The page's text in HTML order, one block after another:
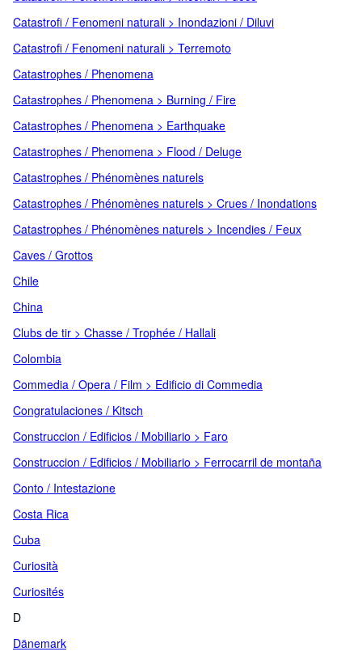
Catastrofi / Fenomeni naturali > Inondazioni / Diluvi
Catastrofi / Fenomeni naturali > Terremoto
Catastrophes / Phenomena
Catastrophes / Phenomena > Burning / Fire
Catastrophes / Phenomena > Earthquake
Catastrophes / Phenomena > Flood / Deluge
Catastrophes / Phénomènes naturels
Catastrophes / Phénomènes naturels > Crues / Inondations
Catastrophes / Phénomènes naturels > Incendies / Feux
Caves / Grottos
Chile
China
Clubs de tir > Chasse / Trophée / Hallali
Colombia
Commedia / Opera / Film > Edificio di Commedia
Congratulaciones / Kitsch
Construccion / Edificios / Mobiliario > Faro
Construccion / Edificios / Mobiliario > Ferrocarril de montaña
Conto / Intestazione
Costa Rica
Cuba
Curiosità
Curiosités
D
Dänemark